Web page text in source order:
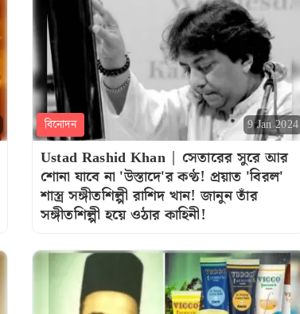
বিনোদন 9 Jan 2024
Ustad Rashid Khan | সেতারের সুরে আর
শোনা যাবে না 'উস্তাদে'র কণ্ঠ! প্রয়াত 'বিরল'
শাস্ত্র সঙ্গীতশিল্পী রাশিদ খান! জানুন তাঁর
সঙ্গীতশিল্পী হয়ে ওঠার কাহিনী!